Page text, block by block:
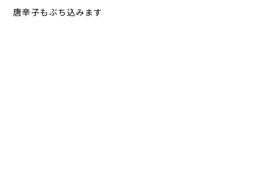
唐辛子もぶち込みます